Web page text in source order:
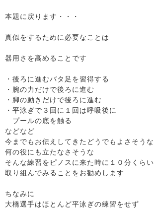
本題に戻ります・・・
真似をするために必要なことは
器用さを高めることです
・後ろに進むバタ足を習得する
・腕の力だけで後ろに進む
・脚の動きだけで後ろに進む
・平泳ぎで３回に１回は呼吸後に
プールの底を触る
などなど
今までもお伝えしてきたどうでもよさそうな
何の役にも立たなさそうな
そんな練習をピノスに来た時に１０分くらい
取り組んでみることをお勧めします
ちなみに
大橋選手はほとんど平泳ぎの練習をせず